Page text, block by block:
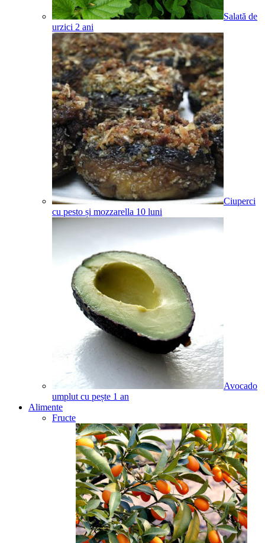
Salată de
urzici 2 ani
Ciuperci
cu pesto și mozzarella 10 luni
Avocado
umplut cu pește 1 an
Alimente
Fructe